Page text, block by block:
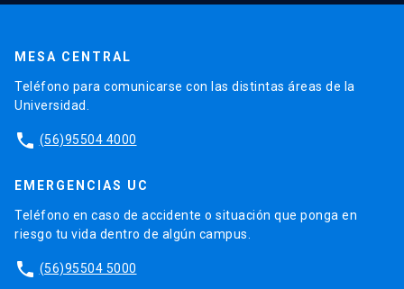
MESA CENTRAL
Teléfono para comunicarse con las distintas áreas de la
Universidad.
phone (56)95504 4000
EMERGENCIAS UC
Teléfono en caso de accidente o situación que ponga en
riesgo tu vida dentro de algún campus.
phone (56)95504 5000